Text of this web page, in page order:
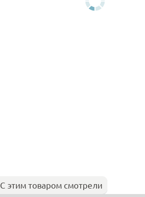
С этим товаром смотрели